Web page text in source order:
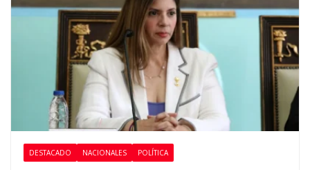
DESTACADO NACIONALES POLÍTICA